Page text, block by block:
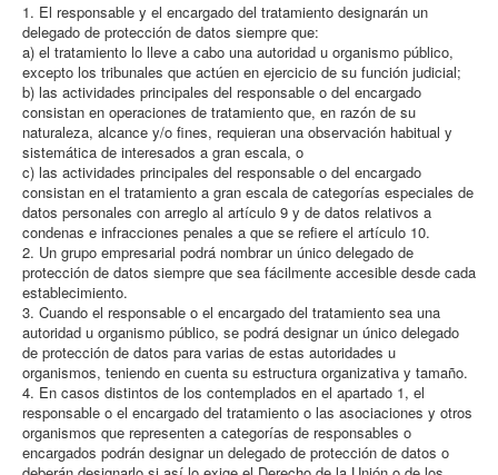
1. El responsable y el encargado del tratamiento designarán un
delegado de protección de datos siempre que:
a) el tratamiento lo lleve a cabo una autoridad u organismo público,
excepto los tribunales que actúen en ejercicio de su función judicial;
b) las actividades principales del responsable o del encargado
consistan en operaciones de tratamiento que, en razón de su
naturaleza, alcance y/o fines, requieran una observación habitual y
sistemática de interesados a gran escala, o
c) las actividades principales del responsable o del encargado
consistan en el tratamiento a gran escala de categorías especiales de
datos personales con arreglo al artículo 9 y de datos relativos a
condenas e infracciones penales a que se refiere el artículo 10.
2. Un grupo empresarial podrá nombrar un único delegado de
protección de datos siempre que sea fácilmente accesible desde cada
establecimiento.
3. Cuando el responsable o el encargado del tratamiento sea una
autoridad u organismo público, se podrá designar un único delegado
de protección de datos para varias de estas autoridades u
organismos, teniendo en cuenta su estructura organizativa y tamaño.
4. En casos distintos de los contemplados en el apartado 1, el
responsable o el encargado del tratamiento o las asociaciones y otros
organismos que representen a categorías de responsables o
encargados podrán designar un delegado de protección de datos o